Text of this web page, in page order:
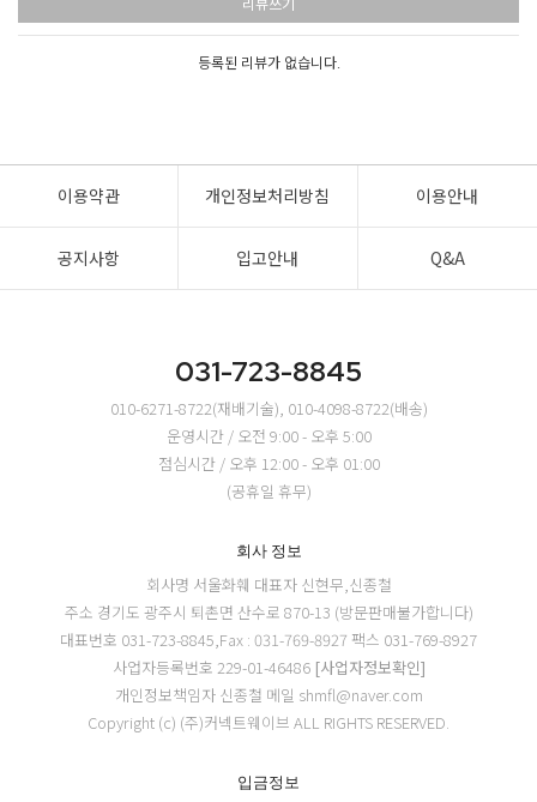
리뷰쓰기
등록된 리뷰가 없습니다.
이용약관 개인정보처리방침 이용안내
공지사항 입고안내 Q&A
031-723-8845
010-6271-8722(재배기술), 010-4098-8722(배송)
운영시간 / 오전 9:00 - 오후 5:00
점심시간 / 오후 12:00 - 오후 01:00
(공휴일 휴무)
회사 정보
회사명 서울화훼 대표자 신현무,신종철
주소 경기도 광주시 퇴촌면 산수로 870-13 (방문판매불가합니다)
대표번호 031-723-8845,Fax : 031-769-8927 팩스 031-769-8927
사업자등록번호 229-01-46486 [사업자정보확인]
개인정보책임자 신종철 메일 shmfl@naver.com
Copyright (c) (주)커넥트웨이브 ALL RIGHTS RESERVED.
입금정보